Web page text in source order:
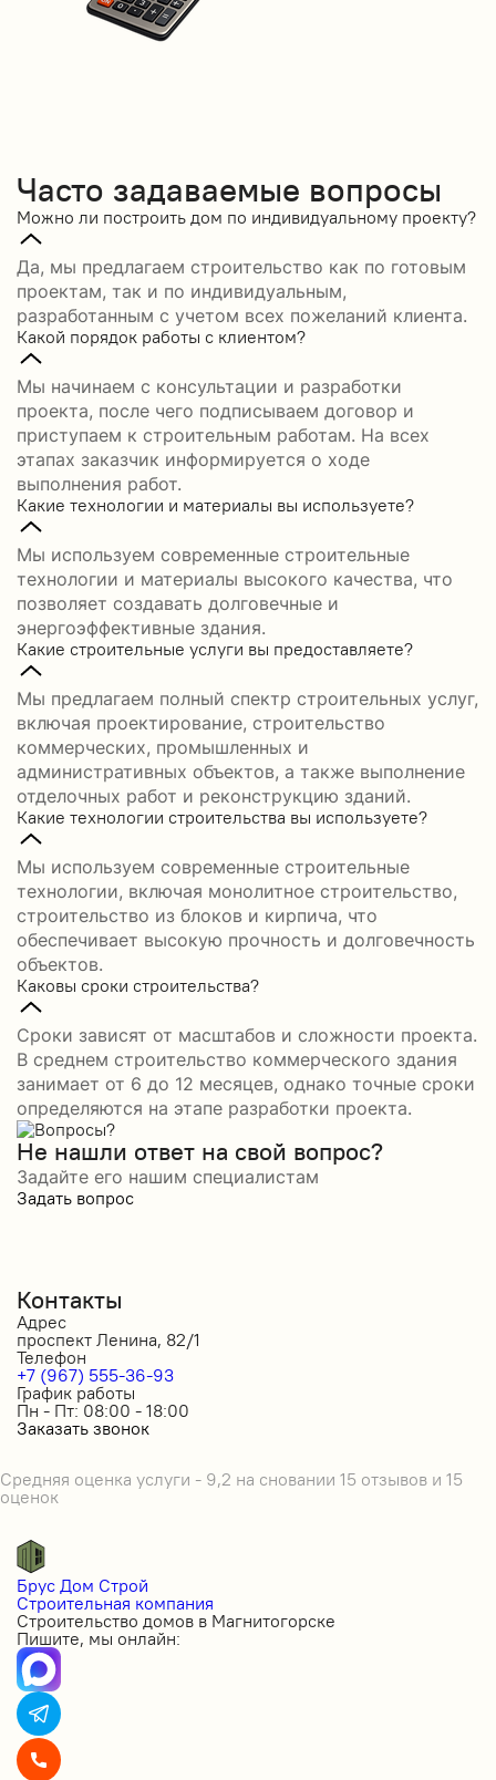
Часто задаваемые вопросы
Можно ли построить дом по индивидуальному проекту?
Да, мы предлагаем строительство как по готовым
проектам, так и по индивидуальным,
разработанным с учетом всех пожеланий клиента.
Какой порядок работы с клиентом?
Мы начинаем с консультации и разработки
проекта, после чего подписываем договор и
приступаем к строительным работам. На всех
этапах заказчик информируется о ходе
выполнения работ.
Какие технологии и материалы вы используете?
Мы используем современные строительные
технологии и материалы высокого качества, что
позволяет создавать долговечные и
энергоэффективные здания.
Какие строительные услуги вы предоставляете?
Мы предлагаем полный спектр строительных услуг,
включая проектирование, строительство
коммерческих, промышленных и
административных объектов, а также выполнение
отделочных работ и реконструкцию зданий.
Какие технологии строительства вы используете?
Мы используем современные строительные
технологии, включая монолитное строительство,
строительство из блоков и кирпича, что
обеспечивает высокую прочность и долговечность
объектов.
Каковы сроки строительства?
Сроки зависят от масштабов и сложности проекта.
В среднем строительство коммерческого здания
занимает от 6 до 12 месяцев, однако точные сроки
определяются на этапе разработки проекта.
Не нашли ответ на свой вопрос?
Задайте его нашим специалистам
Задать вопрос
Контакты
Адрес
проспект Ленина, 82/1
Телефон
+7 (967) 555-36-93
График работы
Пн - Пт: 08:00 - 18:00
Заказать звонок
Средняя оценка услуги - 9,2 на сновании 15 отзывов и 15
оценок
Брус Дом Строй
Строительная компания
Строительство домов в Магнитогорске
Пишите, мы онлайн: